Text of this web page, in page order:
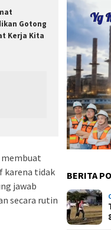
Gotong
Kerja Kita
membuat
karena tidak
jawab
secara rutin
BERITA